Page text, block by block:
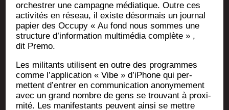
orches­trer une cam­pagne média­tique. Outre ces
acti­vi­tés en réseau, il existe désor­mais un jour­nal
papier des Occu­py « Au fond nous sommes une
struc­ture d’information mul­ti­mé­dia com­plète » ,
dit Premo.
Les mili­tants uti­lisent en outre des pro­grammes
comme l’application « Vibe » d’iPhone qui per­
mettent d’entrer en com­mu­ni­ca­tion ano­ny­me­ment
avec un grand nombre de gens se trou­vant à proxi­
mi­té. Les mani­fes­tants peuvent ain­si se mettre